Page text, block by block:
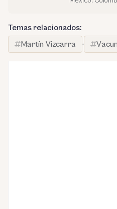
Temas relacionados:
Martín Vizcarra
·